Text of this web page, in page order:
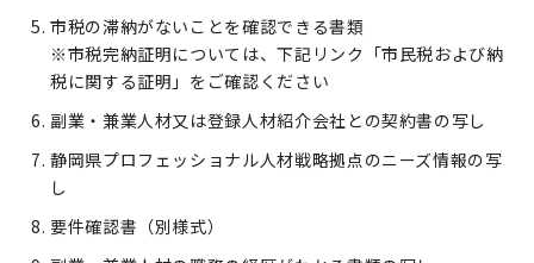
市税の滞納がないことを確認できる書類
※市税完納証明については、下記リンク「市民税および納
税に関する証明」をご確認ください
副業・兼業人材又は登録人材紹介会社との契約書の写し
静岡県プロフェッショナル人材戦略拠点のニーズ情報の写
し
要件確認書（別様式）